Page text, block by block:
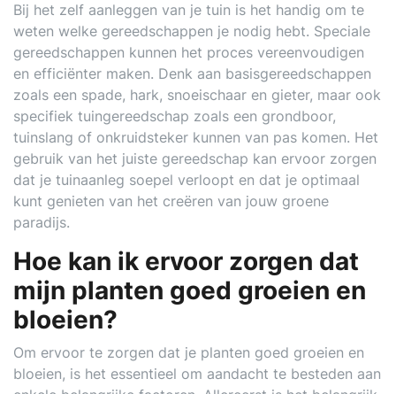
Bij het zelf aanleggen van je tuin is het handig om te
weten welke gereedschappen je nodig hebt. Speciale
gereedschappen kunnen het proces vereenvoudigen
en efficiënter maken. Denk aan basisgereedschappen
zoals een spade, hark, snoeischaar en gieter, maar ook
specifiek tuingereedschap zoals een grondboor,
tuinslang of onkruidsteker kunnen van pas komen. Het
gebruik van het juiste gereedschap kan ervoor zorgen
dat je tuinaanleg soepel verloopt en dat je optimaal
kunt genieten van het creëren van jouw groene
paradijs.
Hoe kan ik ervoor zorgen dat
mijn planten goed groeien en
bloeien?
Om ervoor te zorgen dat je planten goed groeien en
bloeien, is het essentieel om aandacht te besteden aan